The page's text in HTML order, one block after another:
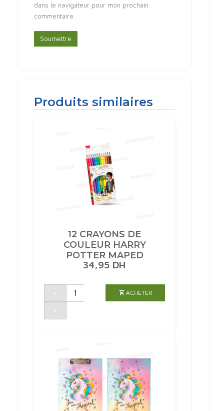
dans le navigateur pour mon prochain
commentaire.
Produits similaires
12 CRAYONS DE
COULEUR HARRY
POTTER MAPED
34,95 DH
-
quantité
12
COULEUR
+
ACHETER